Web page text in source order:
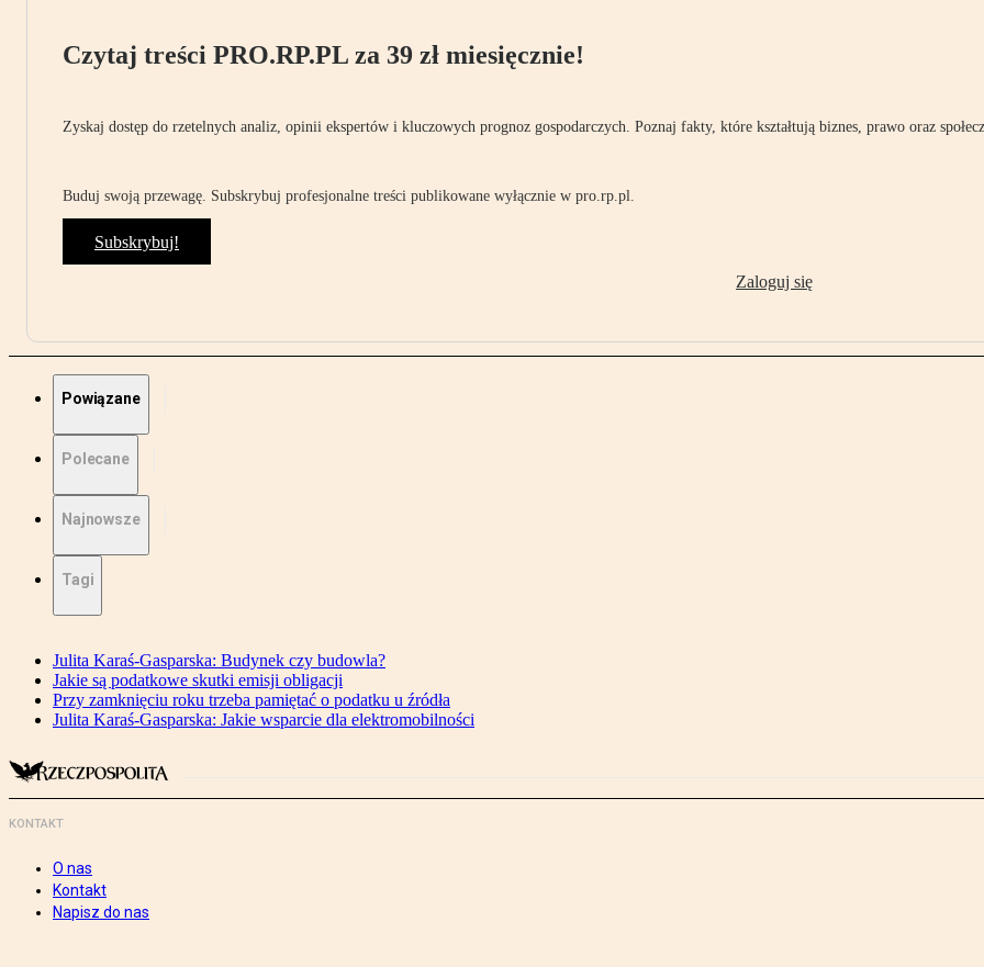
Czytaj treści PRO.RP.PL za 39 zł miesięcznie!
Zyskaj dostęp do rzetelnych analiz, opinii ekspertów i kluczowych prognoz gospodarczych. Poznaj fakty, które kształtują biznes, prawo oraz
Buduj swoją przewagę. Subskrybuj profesjonalne treści publikowane wyłącznie w pro.rp.pl.
Subskrybuj!
Zaloguj się
Powiązane
Polecane
Najnowsze
Tagi
Julita Karaś-Gasparska: Budynek czy budowla?
Jakie są podatkowe skutki emisji obligacji
Przy zamknięciu roku trzeba pamiętać o podatku u źródła
Julita Karaś-Gasparska: Jakie wsparcie dla elektromobilności
KONTAKT
O nas
Kontakt
Napisz do nas